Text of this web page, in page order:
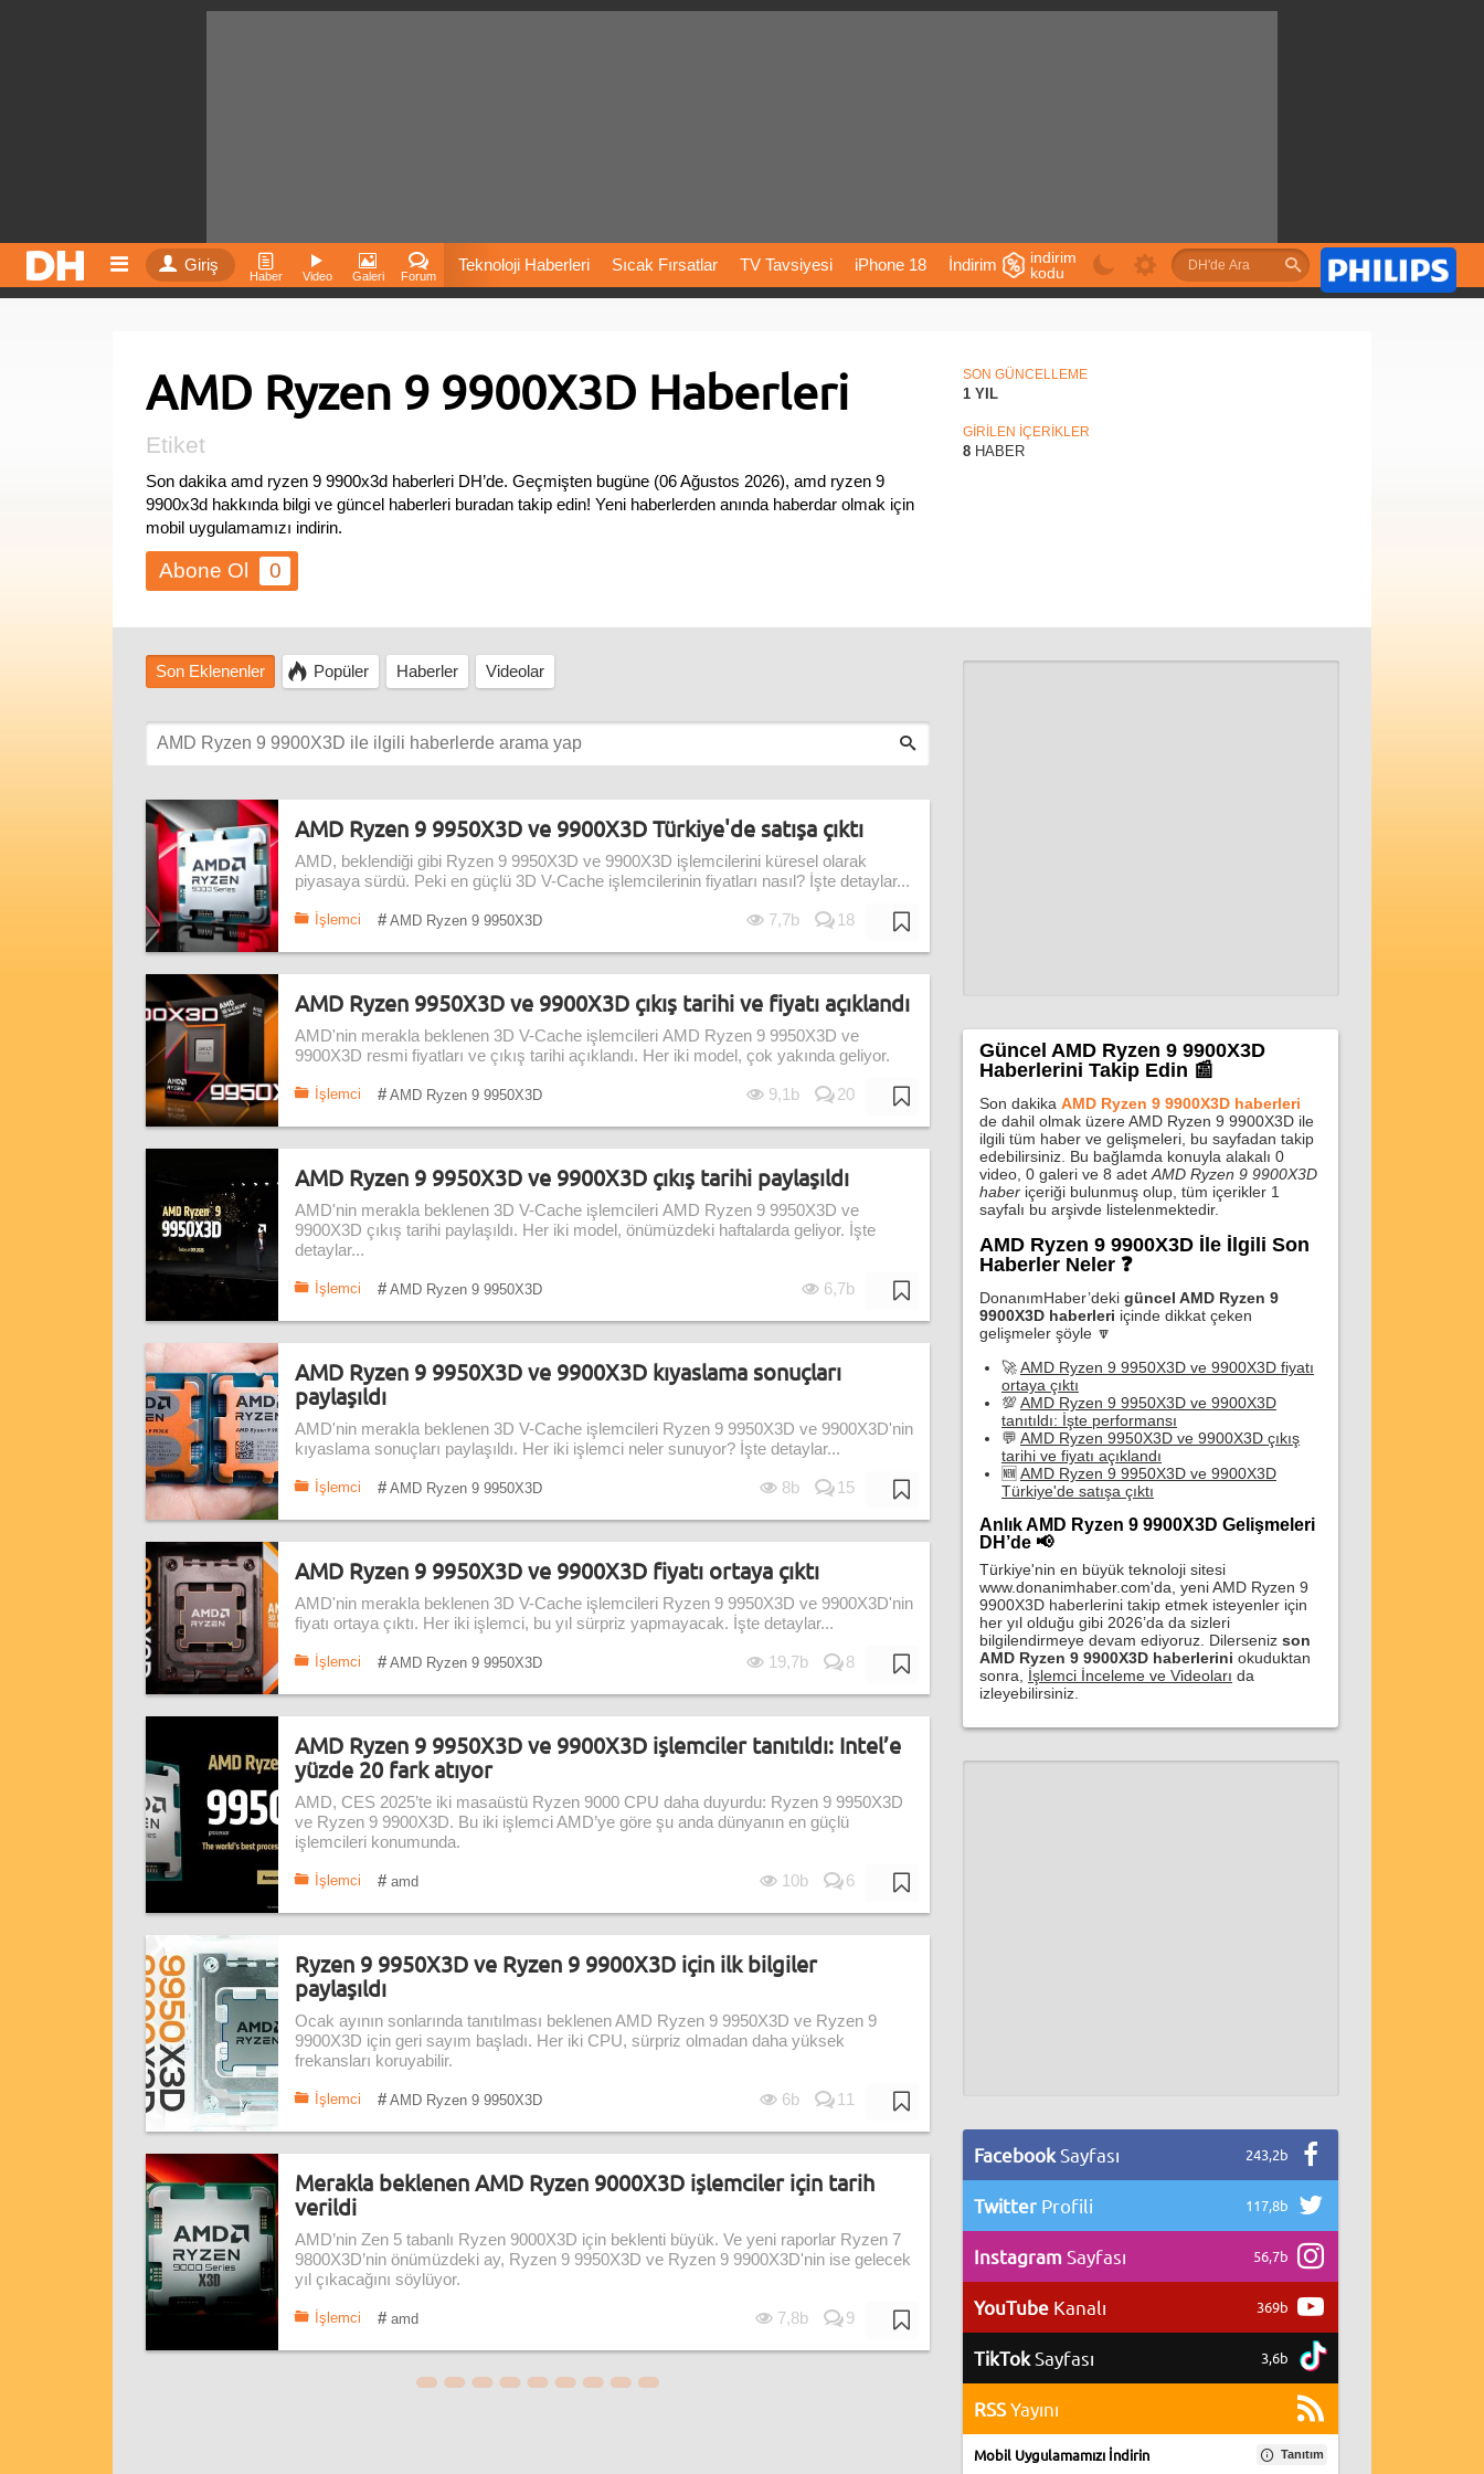
Giriş
Haber Video Galeri Forum
Teknoloji Haberleri Sıcak Fırsatlar TV Tavsiyesi iPhone 18 İndirim
Fiyatları Vizyondaki Filmler Bitcoin Önerileri Önerileri
indirim
kodu
AMD Ryzen 9 9900X3D Haberleri
Etiket
Son dakika amd ryzen 9 9900x3d haberleri DH’de. Geçmişten bugüne (06 Ağustos 2026), amd ryzen 9
9900x3d hakkında bilgi ve güncel haberleri buradan takip edin! Yeni haberlerden anında haberdar olmak için
mobil uygulamamızı indirin.
0
SON GÜNCELLEME
1 YIL
GİRİLEN İÇERİKLER
8 HABER
Son Eklenenler Popüler Haberler Videolar
AMD Ryzen 9 9950X3D ve 9900X3D Türkiye'de satışa çıktı
AMD, beklendiği gibi Ryzen 9 9950X3D ve 9900X3D işlemcilerini küresel olarak
piyasaya sürdü. Peki en güçlü 3D V-Cache işlemcilerinin fiyatları nasıl? İşte detaylar...
İşlemci # AMD Ryzen 9 9950X3D 7,7b 18
AMD Ryzen 9950X3D ve 9900X3D çıkış tarihi ve fiyatı açıklandı
AMD'nin merakla beklenen 3D V-Cache işlemcileri AMD Ryzen 9 9950X3D ve
9900X3D resmi fiyatları ve çıkış tarihi açıklandı. Her iki model, çok yakında geliyor.
İşlemci # AMD Ryzen 9 9950X3D 9,1b 20
AMD Ryzen 9 9950X3D ve 9900X3D çıkış tarihi paylaşıldı
AMD'nin merakla beklenen 3D V-Cache işlemcileri AMD Ryzen 9 9950X3D ve
9900X3D çıkış tarihi paylaşıldı. Her iki model, önümüzdeki haftalarda geliyor. İşte
detaylar...
İşlemci # AMD Ryzen 9 9950X3D 6,7b
AMD Ryzen 9 9950X3D ve 9900X3D kıyaslama sonuçları
paylaşıldı
AMD'nin merakla beklenen 3D V-Cache işlemcileri Ryzen 9 9950X3D ve 9900X3D'nin
kıyaslama sonuçları paylaşıldı. Her iki işlemci neler sunuyor? İşte detaylar...
İşlemci # AMD Ryzen 9 9950X3D 8b 15
AMD Ryzen 9 9950X3D ve 9900X3D fiyatı ortaya çıktı
AMD'nin merakla beklenen 3D V-Cache işlemcileri Ryzen 9 9950X3D ve 9900X3D'nin
fiyatı ortaya çıktı. Her iki işlemci, bu yıl sürpriz yapmayacak. İşte detaylar...
İşlemci # AMD Ryzen 9 9950X3D 19,7b 8
AMD Ryzen 9 9950X3D ve 9900X3D işlemciler tanıtıldı: Intel’e
yüzde 20 fark atıyor
AMD, CES 2025’te iki masaüstü Ryzen 9000 CPU daha duyurdu: Ryzen 9 9950X3D
ve Ryzen 9 9900X3D. Bu iki işlemci AMD’ye göre şu anda dünyanın en güçlü
işlemcileri konumunda.
İşlemci # amd 10b 6
Ryzen 9 9950X3D ve Ryzen 9 9900X3D için ilk bilgiler
paylaşıldı
Ocak ayının sonlarında tanıtılması beklenen AMD Ryzen 9 9950X3D ve Ryzen 9
9900X3D için geri sayım başladı. Her iki CPU, sürpriz olmadan daha yüksek
frekansları koruyabilir.
İşlemci # AMD Ryzen 9 9950X3D 6b 11
Merakla beklenen AMD Ryzen 9000X3D işlemciler için tarih
verildi
AMD’nin Zen 5 tabanlı Ryzen 9000X3D için beklenti büyük. Ve yeni raporlar Ryzen 7
9800X3D’nin önümüzdeki ay, Ryzen 9 9950X3D ve Ryzen 9 9900X3D'nin ise gelecek
yıl çıkacağını söylüyor.
İşlemci # amd 7,8b 9
Güncel AMD Ryzen 9 9900X3D
Haberlerini Takip Edin 📰
Son dakika AMD Ryzen 9 9900X3D haberleri
de dahil olmak üzere AMD Ryzen 9 9900X3D ile
ilgili tüm haber ve gelişmeleri, bu sayfadan takip
edebilirsiniz. Bu bağlamda konuyla alakalı 0
video, 0 galeri ve 8 adet AMD Ryzen 9 9900X3D
haber içeriği bulunmuş olup, tüm içerikler 1
sayfalı bu arşivde listelenmektedir.
AMD Ryzen 9 9900X3D İle İlgili Son
Haberler Neler ❓
DonanımHaber’deki güncel AMD Ryzen 9
9900X3D haberleri içinde dikkat çeken
gelişmeler şöyle 🔽
🚀AMD Ryzen 9 9950X3D ve 9900X3D fiyatı
ortaya çıktı
💯AMD Ryzen 9 9950X3D ve 9900X3D
tanıtıldı: İşte performansı
💬 AMD Ryzen 9950X3D ve 9900X3D çıkış
tarihi ve fiyatı açıklandı
🆕 AMD Ryzen 9 9950X3D ve 9900X3D
Türkiye'de satışa çıktı
Anlık AMD Ryzen 9 9900X3D Gelişmeleri
DH’de 📢
Türkiye'nin en büyük teknoloji sitesi
www.donanimhaber.com'da, yeni AMD Ryzen 9
9900X3D haberlerini takip etmek isteyenler için
her yıl olduğu gibi 2026’da da sizleri
bilgilendirmeye devam ediyoruz. Dilerseniz son
AMD Ryzen 9 9900X3D haberlerini okuduktan
sonra, İşlemci İnceleme ve Videoları da
izleyebilirsiniz.
Facebook Sayfası 243,2b
Twitter Profili 117,8b
Instagram Sayfası 56,7b
YouTube Kanalı 369b
TikTokSayfası 3,6b
RSSYayını
Mobil Uygulamamızı İndirin Tanıtım